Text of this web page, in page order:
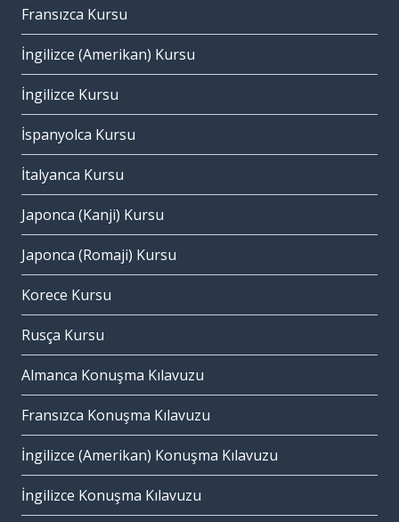
Fransızca Kursu
İngilizce (Amerikan) Kursu
İngilizce Kursu
İspanyolca Kursu
İtalyanca Kursu
Japonca (Kanji) Kursu
Japonca (Romaji) Kursu
Korece Kursu
Rusça Kursu
Almanca Konuşma Kılavuzu
Fransızca Konuşma Kılavuzu
İngilizce (Amerikan) Konuşma Kılavuzu
İngilizce Konuşma Kılavuzu